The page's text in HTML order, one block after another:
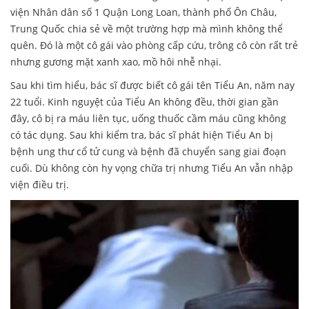
viện Nhân dân số 1 Quận Long Loan, thành phố Ôn Châu,
Trung Quốc chia sẻ về một trường hợp mà mình không thể
quên. Đó là một cô gái vào phòng cấp cứu, trông cô còn rất trẻ
nhưng gương mặt xanh xao, mồ hôi nhễ nhại.
Sau khi tìm hiểu, bác sĩ được biết cô gái tên Tiểu An, năm nay
22 tuổi. Kinh nguyệt của Tiểu An không đều, thời gian gần
đây, cô bị ra máu liên tục, uống thuốc cầm máu cũng không
có tác dụng. Sau khi kiểm tra, bác sĩ phát hiện Tiểu An bị
bệnh ung thư cổ tử cung và bệnh đã chuyển sang giai đoạn
cuối. Dù không còn hy vọng chữa trị nhưng Tiểu An vẫn nhập
viện điều trị.